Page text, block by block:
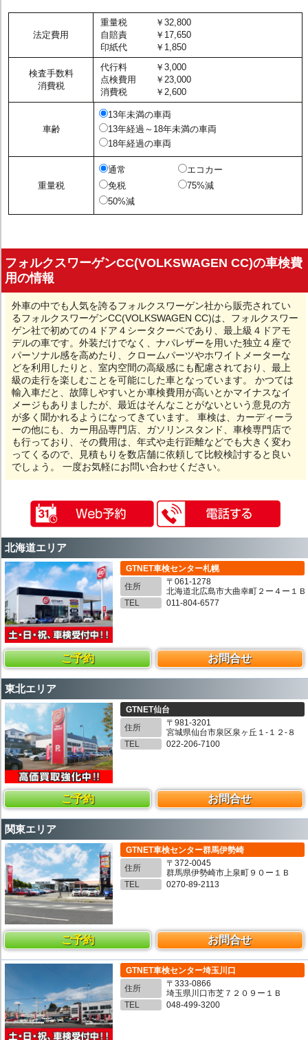
法定費用
重量税
￥32,800
自賠責
￥17,650
印紙代
￥1,850
検査手数料
消費税
代行料
￥3,000
点検費用
￥23,000
消費税
￥2,600
車齢
13年未満の車両
13年経過～18年未満の車両
18年経過の車両
重量税
通常
エコカー
免税
75%減
50%減
フォルクスワーゲンCC(VOLKSWAGEN CC)の車検費
用の情報
外車の中でも人気を誇るフォルクスワーゲン社から販売されてい
るフォルクスワーゲンCC(VOLKSWAGEN CC)は、フォルクスワー
ゲン社で初めての４ドア４シータクーペであり、最上級４ドアモ
デルの車です。外装だけでなく、ナパレザーを用いた独立４座で
パーソナル感を高めたり、クロームパーツやホワイトメーターな
どを利用したりと、室内空間の高級感にも配慮されており、最上
級の走行を楽しむことを可能にした車となっています。 かつては
輸入車だと、故障しやすいとか車検費用が高いとかマイナスなイ
メージもありましたが、最近はそんなことがないという意見の方
が多く聞かれるようになってきています。 車検は、カーディーラ
ーの他にも、カー用品専門店、ガソリンスタンド、車検専門店で
も行っており、その費用は、年式や走行距離などでも大きく変わ
ってくるので、見積もりを数店舗に依頼して比較検討すると良い
でしょう。 一度お気軽にお問い合わせください。
北海道エリア
GTNET車検センター札幌
住所
〒061-1278
北海道北広島市大曲幸町２ー４ー１Ｂ
TEL
011-804-6577
ご予約 お問合せ
東北エリア
GTNET仙台
住所
〒981-3201
宮城県仙台市泉区泉ヶ丘１-１２-８
TEL
022-206-7100
ご予約 お問合せ
関東エリア
GTNET車検センター群馬伊勢崎
住所
〒372-0045
群馬県伊勢崎市上泉町９０ー１Ｂ
TEL
0270-89-2113
ご予約 お問合せ
GTNET車検センター埼玉川口
住所
〒333-0866
埼玉県川口市芝７２０９ー１Ｂ
TEL
048-499-3200